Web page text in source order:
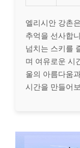
엘리시안 강촌
추억을 선사합
넘치는 스키를
며 여유로운 시
울의 아름다움
시간을 만들어